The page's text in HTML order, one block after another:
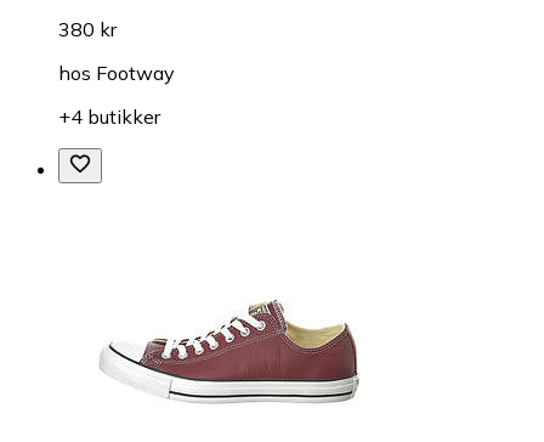
380 kr
hos Footway
+4 butikker